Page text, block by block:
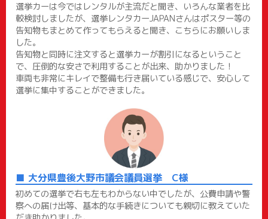
選挙カーは今ではレンタルが主流だと聞き、いろんな業者を比
較検討しましたが、選挙レンタカーJAPANさんはポスター等の
告知物もまとめて作ってもらえると聞き、こちらにお願いしま
した。
告知物と同時に注文すると選挙カーが割引になるということ
で、圧倒的な安さで利用することが出来、助かりました！
車両も非常にキレイで整備も行き届いている感じで、安心して
選挙に集中することができました。
大分県豊後大野市議会議員選挙 C様
初めての選挙で右も左もわからない中でしたが、公費申請や警
察への届け出等、基本的な手続きについても親切に教えていた